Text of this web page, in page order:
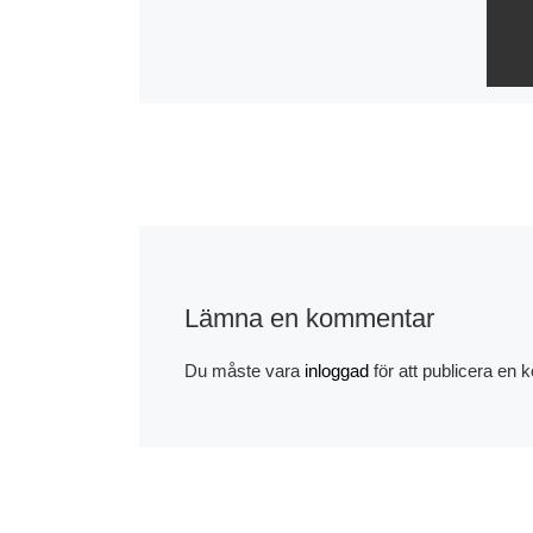
Lämna en kommentar
Du måste vara inloggadför att publicera en